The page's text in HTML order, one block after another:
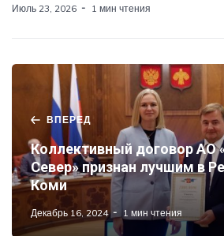
Июль 23, 2026 1 мин чтения
ВПЕРЕД
Коллективный договор АО
Север» признан лучшим в
Коми
Декабрь 16, 2024 1 мин чтения